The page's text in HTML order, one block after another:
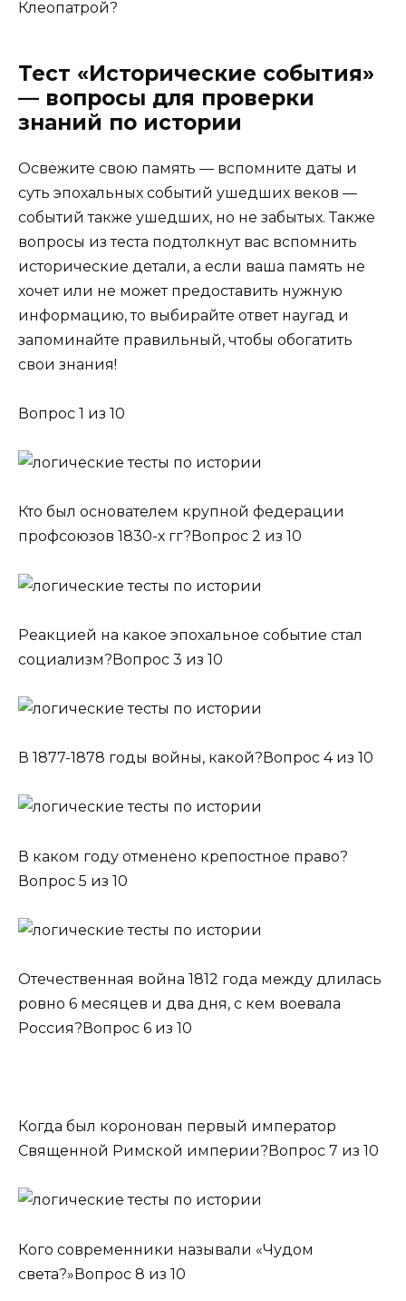
Клеопатрой?
Тест «Исторические события»
— вопросы для проверки
знаний по истории
Освежите свою память — вспомните даты и
суть эпохальных событий ушедших веков —
событий также ушедших, но не забытых. Также
вопросы из теста подтолкнут вас вспомнить
исторические детали, а если ваша память не
хочет или не может предоставить нужную
информацию, то выбирайте ответ наугад и
запоминайте правильный, чтобы обогатить
свои знания!
Вопрос 1 из 10
Кто был основателем крупной федерации
профсоюзов 1830-х гг?Вопрос 2 из 10
Реакцией на какое эпохальное событие стал
социализм?Вопрос 3 из 10
В 1877-1878 годы войны, какой?Вопрос 4 из 10
В каком году отменено крепостное право?
Вопрос 5 из 10
Отечественная война 1812 года между длилась
ровно 6 месяцев и два дня, с кем воевала
Россия?Вопрос 6 из 10
Когда был коронован первый император
Священной Римской империи?Вопрос 7 из 10
Кого современники называли «Чудом
света?»Вопрос 8 из 10